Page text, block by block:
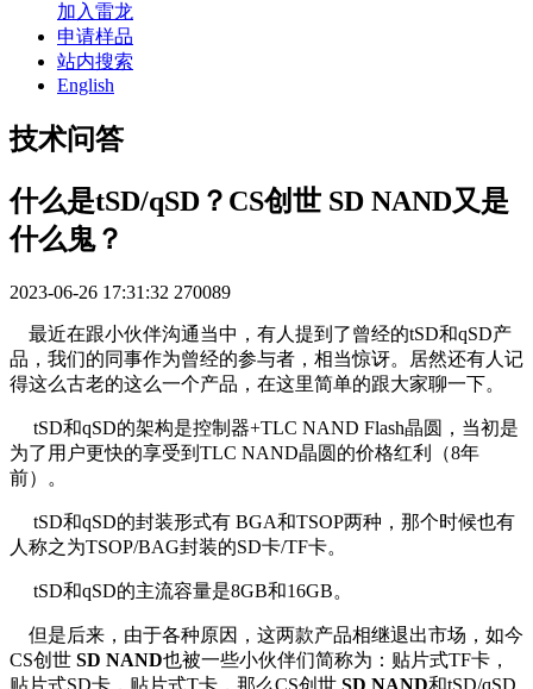
加入雷龙
申请样品
站内搜索
English
技术问答
什么是tSD/qSD？CS创世 SD NAND又是
什么鬼？
2023-06-26 17:31:32 270089
最近在跟小伙伴沟通当中，有人提到了曾经的tSD和qSD产
品，我们的同事作为曾经的参与者，相当惊讶。居然还有人记
得这么古老的这么一个产品，在这里简单的跟大家聊一下。
tSD和qSD的架构是控制器+TLC NAND Flash晶圆，当初是
为了用户更快的享受到TLC NAND晶圆的价格红利（8年
前）。
tSD和qSD的封装形式有 BGA和TSOP两种，那个时候也有
人称之为TSOP/BAG封装的SD卡/TF卡。
tSD和qSD的主流容量是8GB和16GB。
但是后来，由于各种原因，这两款产品相继退出市场，如今
CS创世 SD NAND也被一些小伙伴们简称为：贴片式TF卡，
贴片式SD卡，贴片式T卡，那么CS创世 SD NAND和tSD/qSD